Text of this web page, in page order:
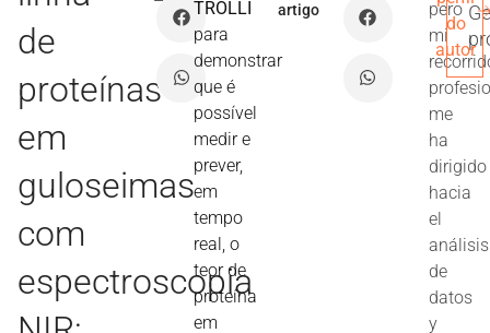
de
proteínas
em
guloseimas
com
espectroscopia
TROLLI
para
demonstrar
que é
possível
medir e
prever,
em
tempo
real, o
teor de
proteína
em
artigo
pero
mi
me
ha
dirigido
hacia
el
análisis
de
datos
y
do
autor